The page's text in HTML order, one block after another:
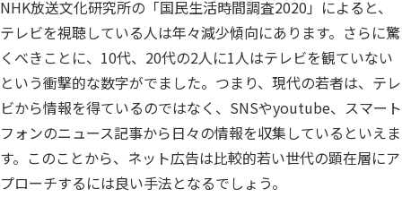
NHK放送文化研究所の「国民生活時間調査2020」によると、
テレビを視聴している人は年々減少傾向にあります。さらに驚
くべきことに、10代、20代の2人に1人はテレビを観ていない
という衝撃的な数字がでました。つまり、現代の若者は、テレ
ビから情報を得ているのではなく、SNSやyoutube、スマート
フォンのニュース記事から日々の情報を収集しているといえま
す。このことから、ネット広告は比較的若い世代の顕在層にア
プローチするには良い手法となるでしょう。